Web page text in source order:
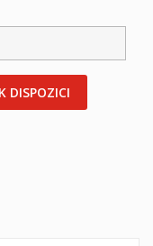
DISPOZICI
nový seznam
((createText))